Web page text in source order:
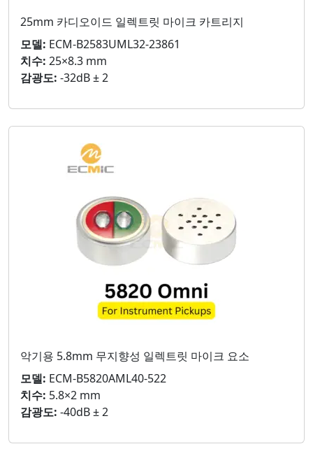
25mm 카디오이드 일렉트릿 마이크 카트리지
모델: ECM-B2583UML32-23861
치수: 25×8.3 mm
감광도: -32dB ± 2
악기용 5.8mm 무지향성 일렉트릿 마이크 요소
모델: ECM-B5820AML40-522
치수: 5.8×2 mm
감광도: -40dB ± 2